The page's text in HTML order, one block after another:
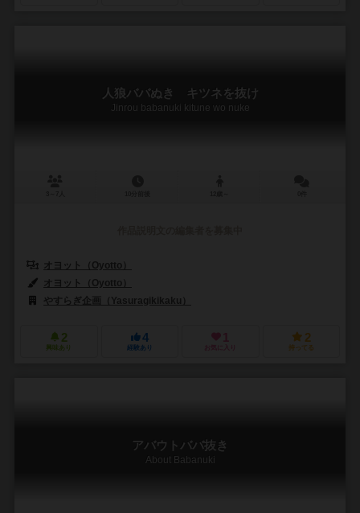
人狼ババぬき キツネを抜け
Jinrou babanuki kitune wo nuke
オヨット（Oyotto）
オヨット（Oyotto）
やすらぎ企画（Yasuragikikaku）
2
興味あり
4
経験あり
1
お気に入り
2
持ってる
アバウトババ抜き
About Babanuki